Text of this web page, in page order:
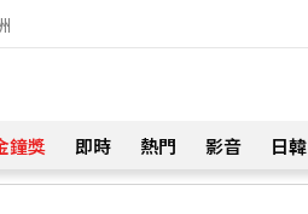
鐘獎 即時 熱門 影音 日韓